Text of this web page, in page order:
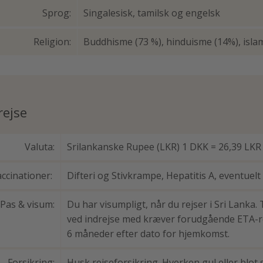
Sprog: Singalesisk, tamilsk og engelsk
Religion: Buddhisme (73 %), hinduisme (14%),
Valuta: Srilankanske Rupee (LKR) 1 DKK = 26,39 LKR
Difteri og Stivkrampe, Hepatitis A,
Pas & visum:
Du har visumpligt, når du rejser i Sri
ved indrejse med kræver forudgående
6 måneder efter dato for hjemkomst.